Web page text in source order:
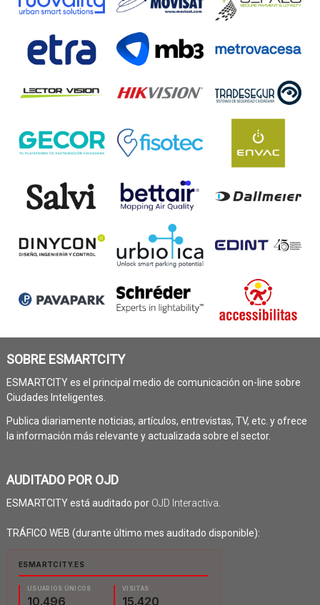
SOBRE ESMARTCITY
ESMARTCITY es el principal medio de comunicación on-line sobre
Ciudades Inteligentes.
Publica diariamente noticias, artículos, entrevistas, TV, etc. y ofrece
la información más relevante y actualizada sobre el sector.
AUDITADO POR OJD
ESMARTCITY está auditado por OJD Interactiva
TRÁFICO WEB (durante último mes auditado disponible):